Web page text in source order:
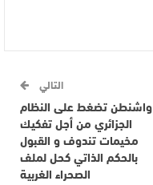
التالي
واشنطن تضغط على النظام
الجزائري من أجل تفكيك
مخيمات تندوف و القبول
بالحكم الذاتي كحل لملف
الصحراء الغربية